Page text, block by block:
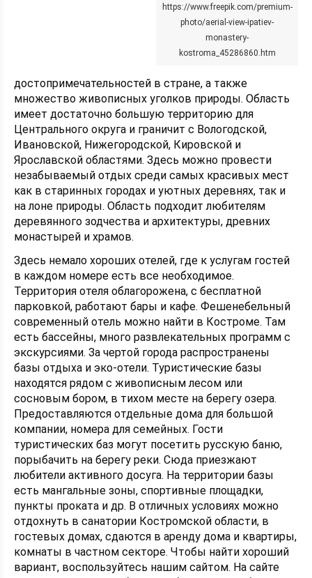
https://www.freepik.com/premium-
photo/aerial-view-ipatiev-
monastery-
kostroma_45286860.htm
достопримечательностей в стране, а также
множество живописных уголков природы. Область
имеет достаточно большую территорию для
Центрального округа и граничит с Вологодской,
Ивановской, Нижегородской, Кировской и
Ярославской областями. Здесь можно провести
незабываемый отдых среди самых красивых мест
как в старинных городах и уютных деревнях, так и
на лоне природы. Область подходит любителям
деревянного зодчества и архитектуры, древних
монастырей и храмов.
Здесь немало хороших отелей, где к услугам гостей
в каждом номере есть все необходимое.
Территория отеля облагорожена, с бесплатной
парковкой, работают бары и кафе. Фешенебельный
современный отель можно найти в Костроме. Там
есть бассейны, много развлекательных программ с
экскурсиями. За чертой города распространены
базы отдыха и эко-отели. Туристические базы
находятся рядом с живописным лесом или
сосновым бором, в тихом месте на берегу озера.
Предоставляются отдельные дома для большой
компании, номера для семейных. Гости
туристических баз могут посетить русскую баню,
порыбачить на берегу реки. Сюда приезжают
любители активного досуга. На территории базы
есть мангальные зоны, спортивные площадки,
пункты проката и др. В отличных условиях можно
отдохнуть в санатории Костромской области, в
гостевых домах, сдаются в аренду дома и квартиры,
комнаты в частном секторе. Чтобы найти хороший
вариант, воспользуйтесь нашим сайтом. На сайте